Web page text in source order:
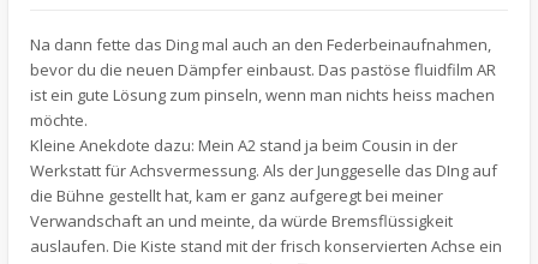
Na dann fette das Ding mal auch an den Federbeinaufnahmen,
bevor du die neuen Dämpfer einbaust. Das pastöse fluidfilm AR
ist ein gute Lösung zum pinseln, wenn man nichts heiss machen
möchte.
Kleine Anekdote dazu: Mein A2 stand ja beim Cousin in der
Werkstatt für Achsvermessung. Als der Junggeselle das DIng auf
die Bühne gestellt hat, kam er ganz aufgeregt bei meiner
Verwandschaft an und meinte, da würde Bremsflüssigkeit
auslaufen. Die Kiste stand mit der frisch konservierten Achse ein